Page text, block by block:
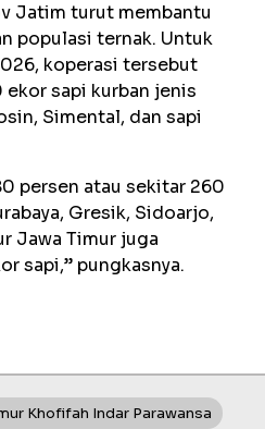
Jatim turut membantu
populasi ternak. Untuk
koperasi tersebut
sapi kurban jenis
Simental, dan sapi
persen atau sekitar 260
Gresik, Sidoarjo,
Jawa Timur juga
sapi,” pungkasnya.
Khofifah Indar Parawansa